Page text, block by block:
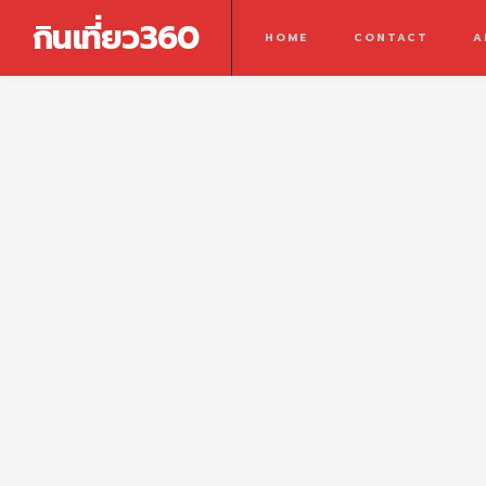
กินเที่ยว360 HOME CONTACT